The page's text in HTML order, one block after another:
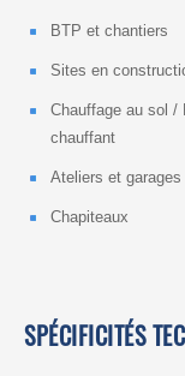
BTP et chantiers
Sites en
Chauffage au sol /
chauffant
Ateliers et garages
Chapiteaux
SPÉCIFICITÉS